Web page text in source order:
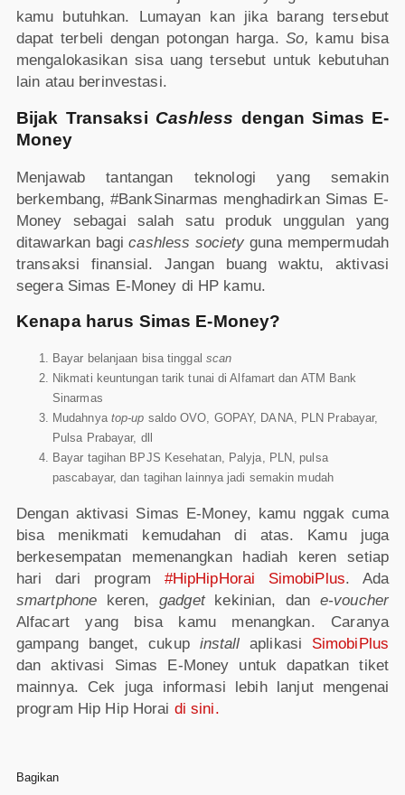
kamu butuhkan. Lumayan kan jika barang tersebut
dapat terbeli dengan potongan harga.So, kamu bisa
mengalokasikan sisa uang tersebut untuk kebutuhan
lain atau berinvestasi.
Bijak Transaksi Cashless dengan Simas E-
Money
Menjawab tantangan teknologi yang semakin
berkembang, #BankSinarmas menghadirkan Simas E-
Money sebagai salah satu produk unggulan yang
ditawarkan bagicashless society guna mempermudah
transaksi finansial. Jangan buang waktu, aktivasi
segera Simas E-Money di HP kamu.
Kenapa harus Simas E-Money?
Bayar belanjaan bisa tinggal scan
Nikmati keuntungan tarik tunai di Alfamart dan ATM Bank
Sinarmas
Mudahnya top-up saldo OVO, GOPAY, DANA, PLN Prabayar,
Pulsa Prabayar, dll
Bayar tagihan BPJS Kesehatan, Palyja, PLN, pulsa
pascabayar, dan tagihan lainnya jadi semakin mudah
Dengan aktivasi Simas E-Money, kamu nggak cuma
bisa menikmati kemudahan di atas. Kamu juga
berkesempatan memenangkan hadiah keren setiap
hari dari program #HipHipHorai SimobiPlus. Ada
smartphone keren,gadgetkekinian, dan e-voucher
Alfacart yang bisa kamu menangkan. Caranya
gampang banget, cukup install aplikasi SimobiPlus
dan aktivasi Simas E-Money untuk dapatkan tiket
mainnya. Cek juga informasi lebih lanjut mengenai
program Hip Hip Horai di sini.
Bagikan